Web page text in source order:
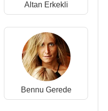
Altan Erkekli
Bennu Gerede